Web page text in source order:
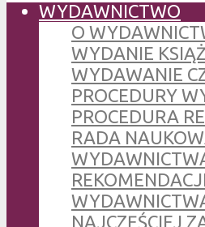
WYDAWNICTWO
O
WYDANIE
WYDAWANIE
PROCEDURY
PROCEDURA
RADA
NAJCZĘŚCIEJ